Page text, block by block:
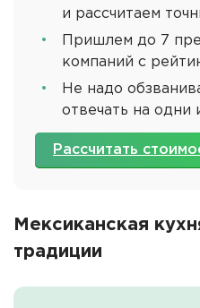
и рассчитаем
Пришлем до 7
компаний с
Не надо
отвечать на одни
Рассчитать
Мексиканская
традиции